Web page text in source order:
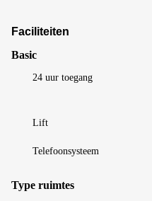
Faciliteiten
Basic
24 uur toegang
Lift
Telefoonsysteem
Type ruimtes